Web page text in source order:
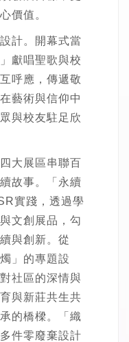
價值。
計。開幕式當
獻唱聖歌與校
呼應，傳遞敬
藝術與信仰中
與校友駐足欣
大展區串聯百
故事。「永續
實踐，透過學
文創展品，勾
與創新。從
」的專題設
社區的深情與
與新莊共生共
的橋樑。「織
件零廢棄設計